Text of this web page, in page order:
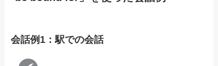
会話例1：駅での会話